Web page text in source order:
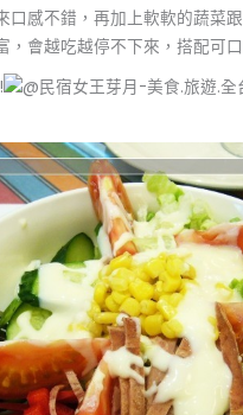
口感不錯，再加上軟軟的蔬菜
，會越吃越停不下來，搭配可